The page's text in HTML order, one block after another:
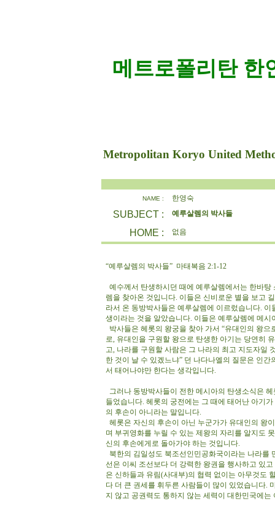
메트로폴리탄 한
Metropolitan Koryo United
NAME : 한영숙
SUBJECT : 예루살렘의 박사들
HOME : 없음
“예루살렘의 박사들” 마태복음 2:1-12
예수께서 탄생하시던 때에 예루살렘에서는 한바
렘을 찾아온 것입니다. 이들은 신비로운 별을 보고
라서 온 동방박사들은 예루살렘에 이르렀습니다.
생이라는 것을 알았습니다. 이들은 예루살렘에 메
박사들은 헤롯의 왕궁을 찾아 가서 “유대인의 왕
로, 유대인을 구원할 왕으로 탄생한 아기는 당연히
고, 나라를 구원할 사람은 그 나라의 최고 지도자일
한 것이 날 수 있겠느냐” 던 나다나엘의 질문은 인
서 태어나야만 한다는 생각입니다.
그러나 동방박사들이 전한 메시아의 탄생소식은
들었습니다. 헤롯의 궁전에는 그 때에 태어난 아기
의 후손이 아니라는 말입니다.
헤롯은 자신의 후손이 아닌 누군가가 유대인의 왕
며 부귀영화를 누릴 수 있는 제왕의 자리를 알지도
신의 후손에게로 돌아가야 하는 것입니다.
북한의 김일성도 북조선인민공화국이라는 나라를
선은 이씨 조선보다 더 강력한 왕권을 행사하고 있
은 신하들과 유림(사대부)의 협력 없이는 아무것도
다 더 큰 권세를 휘두른 사람들이 많이 있었습니다.
지 않고 공권력도 통하지 않는 세력이 대한민국에